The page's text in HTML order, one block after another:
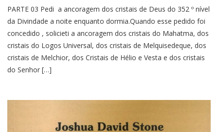
PARTE 03 Pedi a ancoragem dos cristais de Deus do 352 º nível
da Divindade a noite enquanto dormia.Quando esse pedido foi
concedido , solicieti a ancoragem dos cristais do Mahatma, dos
cristais do Logos Universal, dos cristais de Melquisedeque, dos
cristais de Melchior, dos Cristais de Hélio e Vesta e dos cristais
do Senhor […]